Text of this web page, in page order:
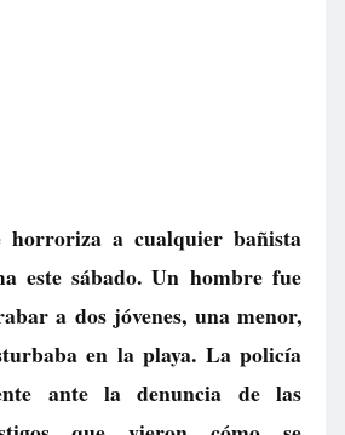
horroriza a cualquier bañista
este sábado. Un hombre fue
a dos jóvenes, una menor,
en la playa. La policía
ante la denuncia de las